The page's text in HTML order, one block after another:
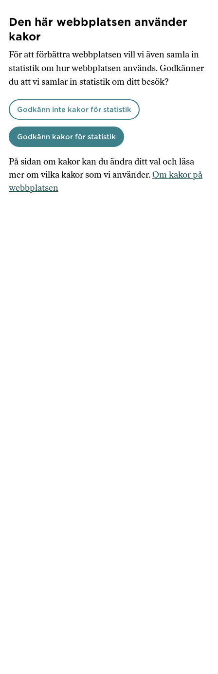
till
huvudinnehåll
Den här webbplatsen använder
kakor
För att förbättra webbplatsen vill vi även samla in
statistik om hur webbplatsen används. Godkänner
du att vi samlar in statistik om ditt besök?
Godkänn inte kakor för statistik
Godkänn kakor för statistik
På sidan om kakor kan du ändra ditt val och läsa
mer om vilka kakor som vi använder.Om kakor på
webbplatsen